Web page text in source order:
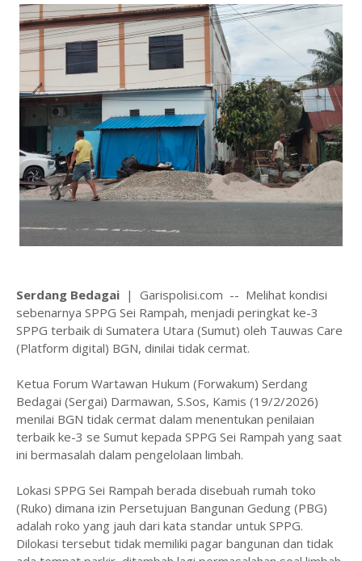
Serdang Bedagai | Garispolisi.com -- Melihat kondisi
sebenarnya SPPG Sei Rampah, menjadi peringkat ke-3
SPPG terbaik di Sumatera Utara (Sumut) oleh Tauwas Care
(Platform digital) BGN, dinilai tidak cermat.
Ketua Forum Wartawan Hukum (Forwakum) Serdang
Bedagai (Sergai) Darmawan, S.Sos, Kamis (19/2/2026)
menilai BGN tidak cermat dalam menentukan penilaian
terbaik ke-3 se Sumut kepada SPPG Sei Rampah yang saat
ini bermasalah dalam pengelolaan limbah.
Lokasi SPPG Sei Rampah berada disebuah rumah toko
(Ruko) dimana izin Persetujuan Bangunan Gedung (PBG)
adalah roko yang jauh dari kata standar untuk SPPG.
Dilokasi tersebut tidak memiliki pagar bangunan dan tidak